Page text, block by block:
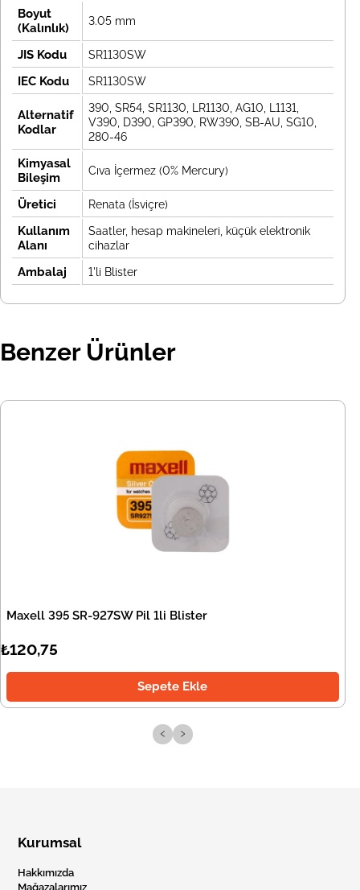
Boyut
(Kalınlık)
3.05 mm
JIS Kodu SR1130SW
IEC Kodu SR1130SW
Alternatif
Kodlar
390, SR54, SR1130, LR1130, AG10, L1131,
V390, D390, GP390, RW390, SB-AU, SG10,
280-46
Kimyasal
Bileşim
Cıva İçermez (0% Mercury)
Üretici Renata (İsviçre)
Kullanım
Alanı
Saatler, hesap makineleri, küçük elektronik
cihazlar
Ambalaj 1'li Blister
Benzer Ürünler
Maxell 395 SR-927SW Pil 1li Blister
₺120,75
Sepete Ekle
‹ ›
Kurumsal
Hakkımızda
Mağazalarımız